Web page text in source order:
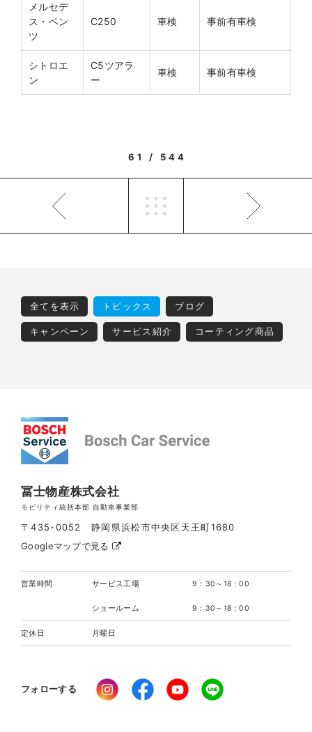
メルセデ
ス・ベン
ツ
C250 車検 事前有車検
シトロエ
ン
C5ツアラ
ー
車検 事前有車検
61 / 544
全てを表示 トピックス ブログ
キャンペーン サービス紹介 コーティング商品
冨士物産株式会社
モビリティ統括本部 自動車事業部
〒435-0052 静岡県浜松市中央区天王町1680
Googleマップで見る
営業時間 サービス工場 9：30～18：00
ショールーム 9：30～18：00
定休日 月曜日
フォローする